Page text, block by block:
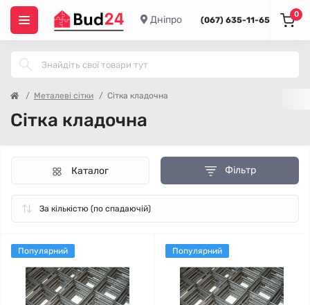
Дніпро (067) 635-11-65
0
Металеві сітки Сітка кладочна
Сітка кладочна
Фільтр
Каталог
Популярний Популярний